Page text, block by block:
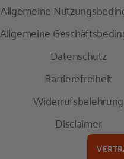
Allgemeine
Allgemeine
Datenschutz
Barrierefreiheit
Widerrufsbelehrung
Disclaimer